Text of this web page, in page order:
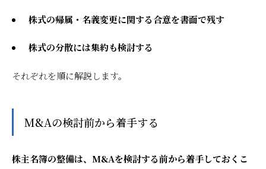
株式の帰属・名義変更に関する合意を書面で残す
株式の分散には集約も検討する
それぞれを順に解説します。
M&Aの検討前から着手する
株主名簿の整備は、M&Aを検討する前から着手しておくこ